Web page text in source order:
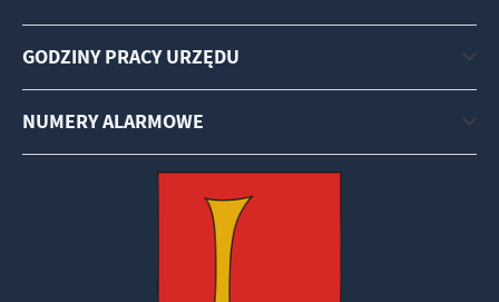
GODZINY PRACY URZĘDU
NUMERY ALARMOWE